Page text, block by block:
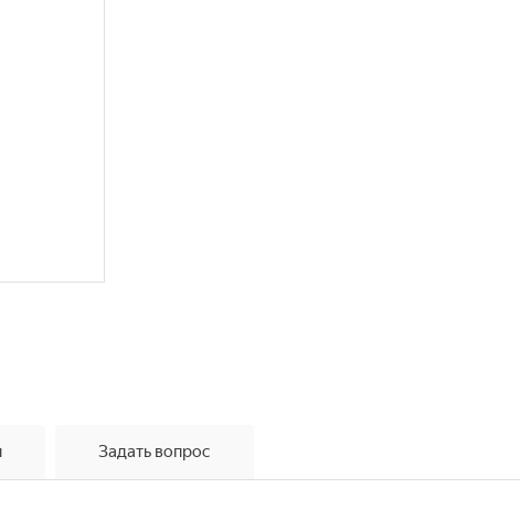
Задать вопрос